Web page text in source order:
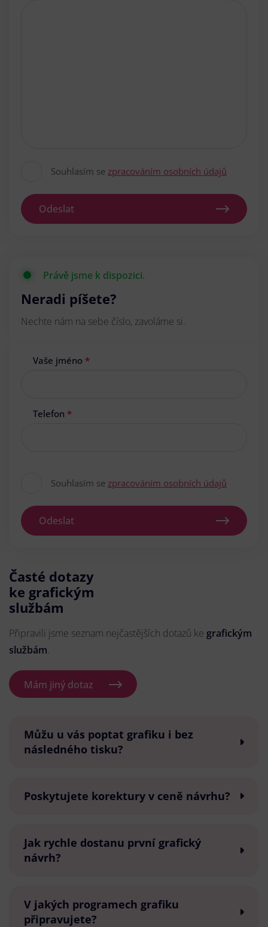
Souhlasím se zpracováním osobních údajů
Odeslat
Právě jsme k dispozici.
Neradi píšete?
Nechte nám na sebe číslo, zavoláme si.
Vaše jméno *
Telefon *
Souhlasím se zpracováním osobních údajů
Odeslat
Časté dotazy
ke grafickým
službám
Připravili jsme seznam nejčastějších dotazů ke grafickým
službám.
Mám jiný dotaz
Můžu u vás poptat grafiku i bez
následného tisku?
Poskytujete korektury v ceně návrhu?
Jak rychle dostanu první grafický
návrh?
V jakých programech grafiku
připravujete?